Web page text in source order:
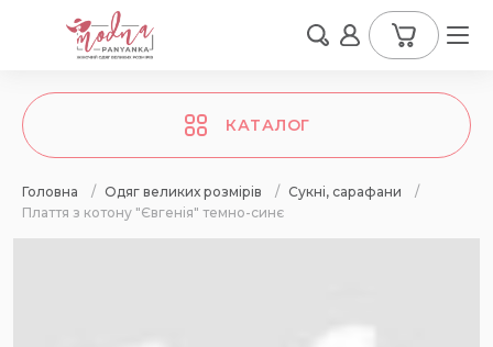
КАТАЛОГ
Головна / Одяг великих розмірів / Сукні, сарафани
/
Плаття з котону "Євгенія" темно-синє